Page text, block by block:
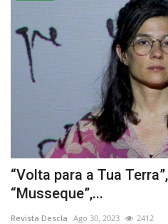
“Volta para a Tua
“Musseque”,...
Revista Descla Ago 30, 2023 2412